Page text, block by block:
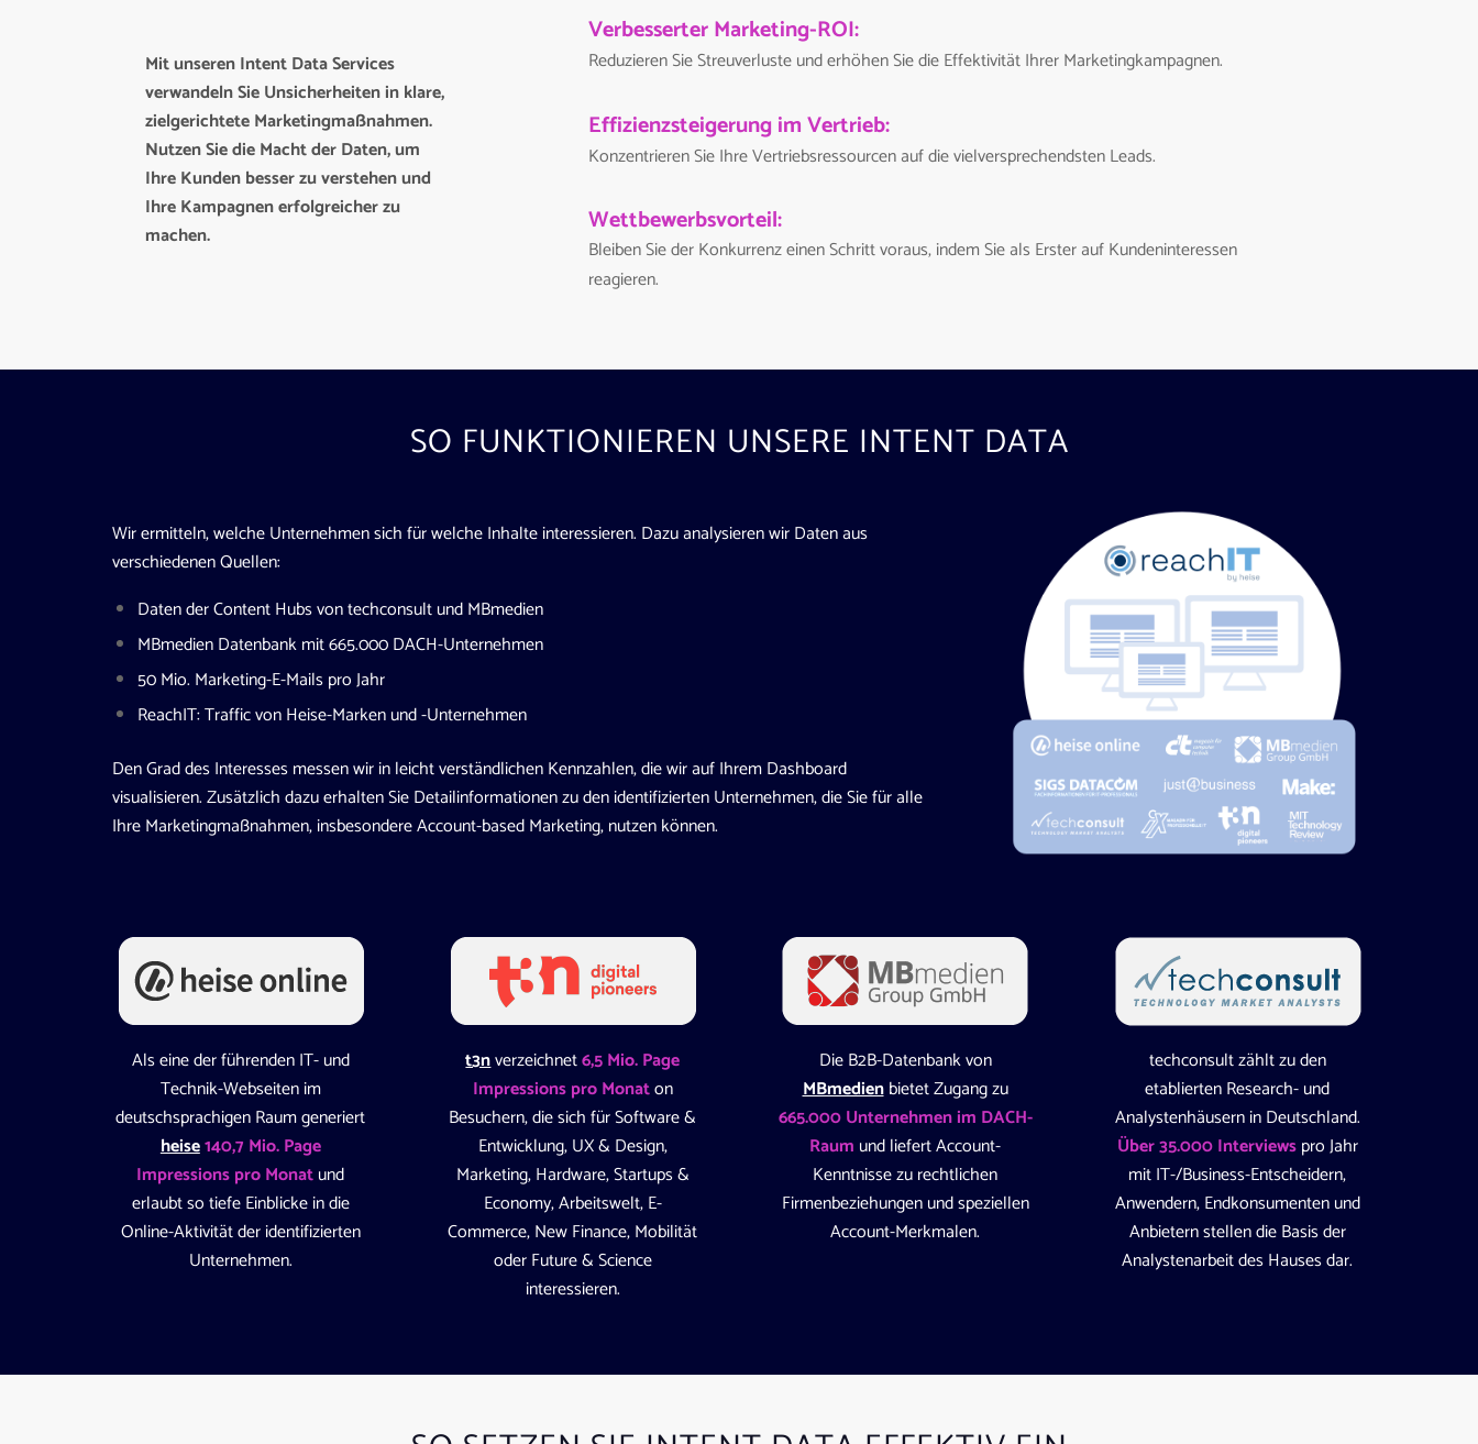
Mit unseren Intent Data Services
verwandeln Sie Unsicherheiten in klare,
zielgerichtete Marketingmaßnahmen.
Nutzen Sie die Macht der Daten, um
Ihre Kunden besser zu verstehen und
Ihre Kampagnen erfolgreicher zu
machen.
Verbesserter Marketing-ROI:
Reduzieren Sie Streuverluste und erhöhen Sie die Effektivität Ihrer Marketingkampagnen.
Effizienzsteigerung im Vertrieb:
Konzentrieren Sie Ihre Vertriebsressourcen auf die vielversprechendsten Leads.
Wettbewerbsvorteil:
Bleiben Sie der Konkurrenz einen Schritt voraus, indem Sie als Erster auf Kundeninteressen
reagieren.
SO FUNKTIONIEREN UNSERE INTENT DATA
Wir ermitteln, welche Unternehmen sich für welche Inhalte interessieren. Dazu analysieren wir Daten aus
verschiedenen Quellen:
Daten der Content Hubs von techconsult und MBmedien
MBmedien Datenbank mit 665.000 DACH-Unternehmen
50 Mio. Marketing-E-Mails pro Jahr
ReachIT: Traffic von Heise-Marken und -Unternehmen
Den Grad des Interesses messen wir in leicht verständlichen Kennzahlen, die wir auf Ihrem Dashboard
visualisieren. Zusätzlich dazu erhalten Sie Detailinformationen zu den identifizierten Unternehmen, die Sie für alle
Ihre Marketingmaßnahmen, insbesondere Account-based Marketing, nutzen können.
Als eine der führenden IT- und
Technik-Webseiten im
deutschsprachigen Raum generiert
heise140,7 Mio. Page
Impressions pro Monatund
erlaubt so tiefe Einblicke in die
Online-Aktivität der identifizierten
Unternehmen.
t3nverzeichnet6,5 Mio. Page
Impressions pro Monaton
Besuchern, die sich für Software &
Entwicklung, UX & Design,
Marketing, Hardware, Startups &
Economy, Arbeitswelt, E-
Commerce, New Finance, Mobilität
oder Future & Science
interessieren.
Die B2B-Datenbank von
MBmedienbietet Zugang zu
665.000 Unternehmen im DACH-
Raum und liefert Account-
Kenntnisse zu rechtlichen
Firmenbeziehungen und speziellen
Account-Merkmalen.
techconsult zählt zu den
etablierten Research- und
Analystenhäusern in Deutschland.
Über 35.000 Interviews pro Jahr
mit IT-/Business-Entscheidern,
Anwendern, Endkonsumenten und
Anbietern stellen die Basis der
Analystenarbeit des Hauses dar.